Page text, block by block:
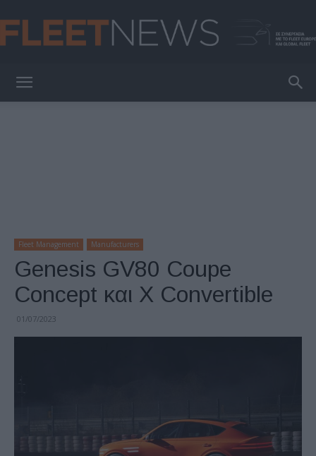
Fleet Management Manufacturers
Genesis GV80 Coupe
Concept και X Convertible
01/07/2023